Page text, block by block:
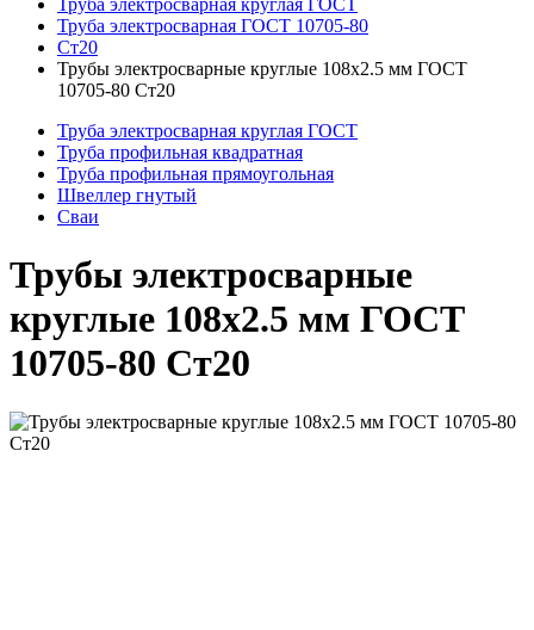
Труба электросварная круглая ГОСТ
Труба электросварная ГОСТ 10705-80
Ст20
Трубы электросварные круглые 108x2.5 мм ГОСТ
10705-80 Ст20
Труба электросварная круглая ГОСТ
Труба профильная квадратная
Труба профильная прямоугольная
Швеллер гнутый
Сваи
Трубы электросварные
круглые 108x2.5 мм ГОСТ
10705-80 Ст20